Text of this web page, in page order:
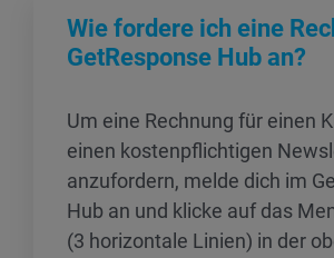
Wie fordere ich eine
GetResponse Hub an?
Um eine Rechnung für einen
einen kostenpflichtigen
anzufordern, melde dich im
Hub an und klicke auf das
(3 horizontale Linien) in der